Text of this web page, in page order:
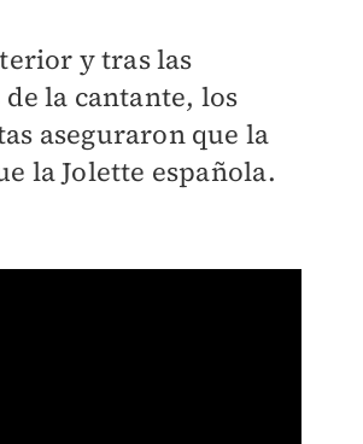
y tras las
la cantante, los
aseguraron que la
la Jolette española.